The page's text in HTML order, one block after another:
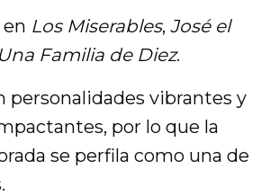
Los Miserables,José el
Una Familia de Diez.
personalidades vibrantes y
por lo que la
se perfila como una de